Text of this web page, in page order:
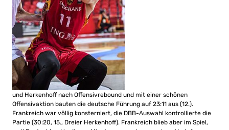
und Herkenhoff nach Offensivrebound und mit einer schönen
Offensivaktion bauten die deutsche Führung auf 23:11 aus (12.).
Frankreich war völlig konsterniert, die DBB-Auswahl kontrollierte die
Partie (30:20, 15., Dreier Herkenhoff). Frankreich blieb aber im Spiel,